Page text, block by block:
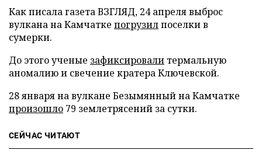
Как писала газета ВЗГЛЯД, 24 апреля выброс
вулкана на Камчатке погрузилпоселки в
сумерки.
До этого ученые зафиксировали термальную
аномалию и свечение кратера Ключевской.
28 января на вулкане Безымянный на Камчатке
произошло 79 землетрясений за сутки.
СЕЙЧАС ЧИТАЮТ